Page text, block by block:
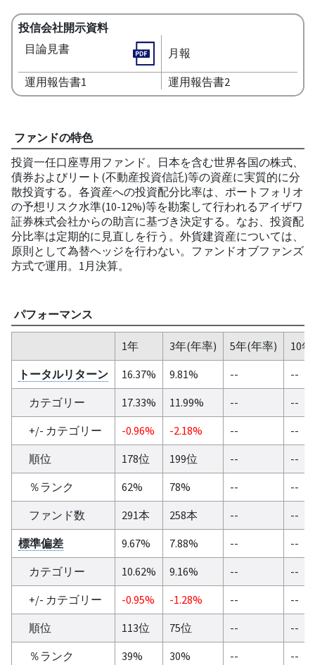
投信会社開示資料
目論見書
月報
運用報告書1 運用報告書2
ファンドの特色
投資一任口座専用ファンド。日本を含む世界各国の株式、
債券およびリート(不動産投資信託)等の資産に実質的に分
散投資する。各資産への投資配分比率は、ポートフォリオ
の予想リスク水準(10-12%)等を勘案して行われるアイザワ
証券株式会社からの助言に基づき決定する。なお、投資配
分比率は定期的に見直しを行う。外貨建資産については、
原則として為替ヘッジを行わない。ファンドオブファンズ
方式で運用。1月決算。
パフォーマンス
1年 3年(年率) 5年(年率)
10
トータルリターン
16.37% 9.81% --
--
カテゴリー
17.33% 11.99% --
--
+/- カテゴリー
-0.96% -2.18% --
--
順位
178位 199位 --
--
％ランク
62% 78% --
--
ファンド数
291本 258本 --
--
標準偏差
9.67% 7.88% --
--
カテゴリー
10.62% 9.16% --
--
+/- カテゴリー
-0.95% -1.28% --
--
順位
113位 75位 --
--
％ランク
39% 30% -- --